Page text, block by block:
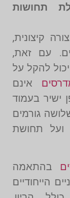
תחושות
קיצונית,
עם זאת,
להקל על
אינם
ישיר בעמוד
גורמים
ועל תחושת
בהתאמה
הייחודיים